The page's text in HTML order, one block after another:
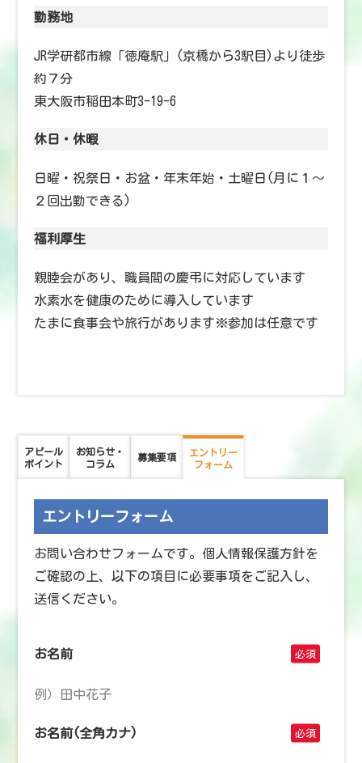
勤務地
JR学研都市線「徳庵駅」(京橋から3駅目)より徒歩
約７分
東大阪市稲田本町3-19-6
休日・休暇
日曜・祝祭日・お盆・年末年始・土曜日(月に１〜
２回出勤できる)
福利厚生
親睦会があり、職員間の慶弔に対応しています
水素水を健康のために導入しています
たまに食事会や旅行があります※参加は任意です
アピール
ポイント
お知らせ・
コラム
募集要項
エントリー
フォーム
エントリーフォーム
お問い合わせフォームです。個人情報保護方針を
ご確認の上、以下の項目に必要事項をご記入し、
送信ください。
お名前
お名前(全角カナ)